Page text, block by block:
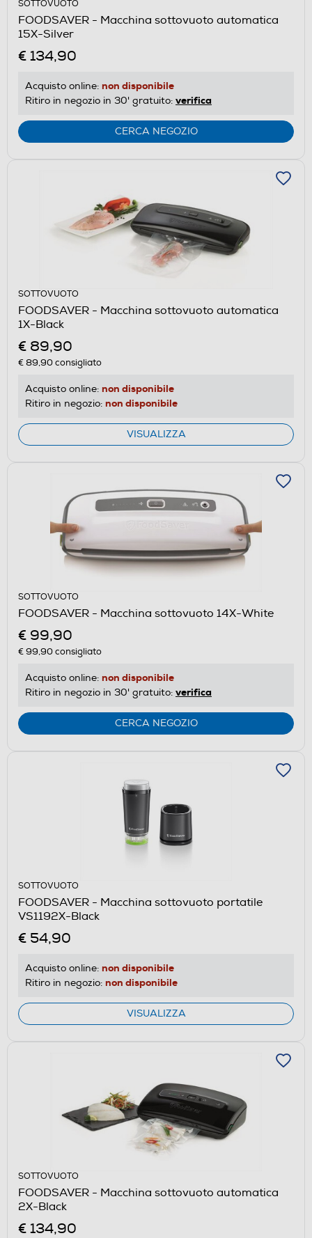
SOTTOVUOTO
FOODSAVER - Macchina sottovuoto automatica
15X-Silver
€ 134,90
Acquisto online: non disponibile
Ritiro in negozio in 30' gratuito: verifica
CERCA NEGOZIO
SOTTOVUOTO
FOODSAVER - Macchina sottovuoto automatica
1X-Black
€ 89,90
€ 89,90consigliato
Acquisto online: non disponibile
Ritiro in negozio: non disponibile
VISUALIZZA
SOTTOVUOTO
FOODSAVER - Macchina sottovuoto 14X-White
€ 99,90
€ 99,90consigliato
Acquisto online: non disponibile
Ritiro in negozio in 30' gratuito: verifica
CERCA NEGOZIO
SOTTOVUOTO
FOODSAVER - Macchina sottovuoto portatile
VS1192X-Black
€ 54,90
Acquisto online: non disponibile
Ritiro in negozio: non disponibile
VISUALIZZA
SOTTOVUOTO
FOODSAVER - Macchina sottovuoto automatica
2X-Black
€ 134,90